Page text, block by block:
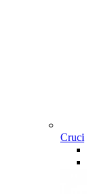
Cruci